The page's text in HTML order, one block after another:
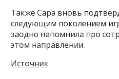
Также Сара вновь
следующим поколением
заодно напомнила про
этом направлении.
Источник